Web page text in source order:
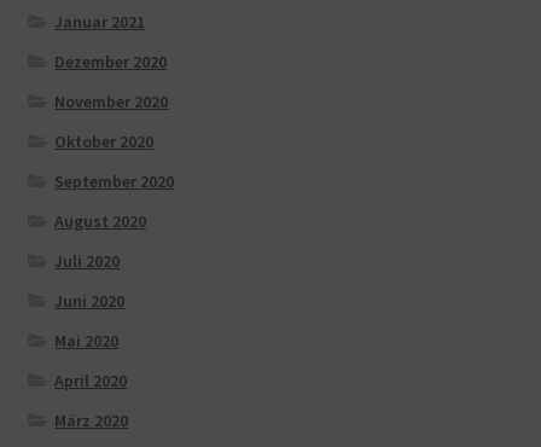
Januar 2021
Dezember 2020
November 2020
Oktober 2020
September 2020
August 2020
Juli 2020
Juni 2020
Mai 2020
April 2020
März 2020